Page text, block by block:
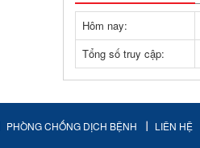
Hôm nay:
Tổng số truy cập:
PHÒNG CHỐNG DỊCH BỆNH LIÊN HỆ